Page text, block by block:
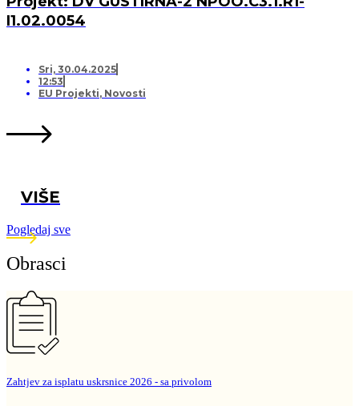
I1.02.0054
Sri, 30.04.2025
12:53
EU Projekti, Novosti
VIŠE
Pogledaj sve
Obrasci
Zahtjev za isplatu uskrsnice 2026 - sa privolom